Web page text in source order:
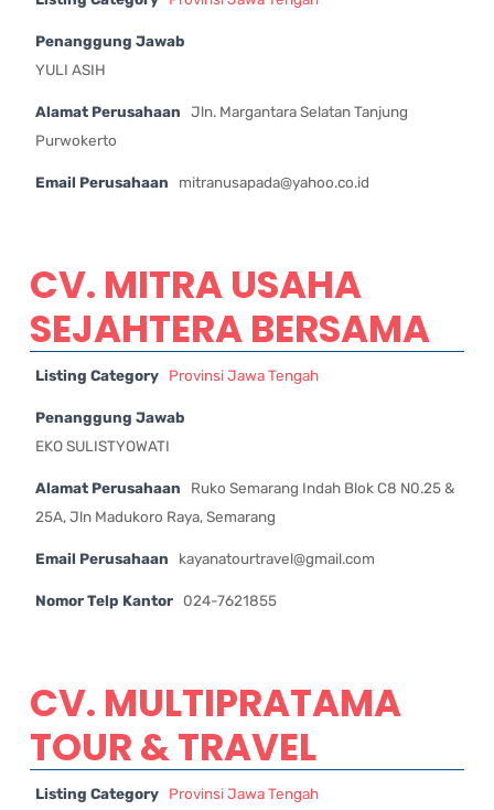
Penanggung Jawab
YULI ASIH
Alamat Perusahaan
Jln. Margantara Selatan Tanjung
Purwokerto
Email Perusahaan mitranusapada@yahoo.co.id
CV. MITRA USAHA
SEJAHTERA BERSAMA
Listing Category Provinsi Jawa Tengah
Penanggung Jawab
EKO SULISTYOWATI
Alamat Perusahaan
Ruko Semarang Indah Blok C8 N0.25 &
25A, Jln Madukoro Raya, Semarang
Email Perusahaan kayanatourtravel@gmail.com
Nomor Telp Kantor 024-7621855
CV. MULTIPRATAMA
TOUR & TRAVEL
Listing Category Provinsi Jawa Tengah